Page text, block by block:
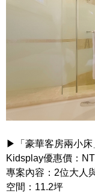
▶「豪華客房兩小床
Kidsplay優惠價：
專案內容：2位大人
空間：11.2坪